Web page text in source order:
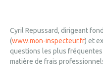
Cyril Repussard, dirigeant
(www.mon-inspecteur.fr) et
questions les plus fréquentes
matière de frais